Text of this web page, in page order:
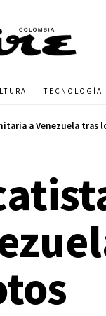
TECNOLOGÍA
a Venezuela tras